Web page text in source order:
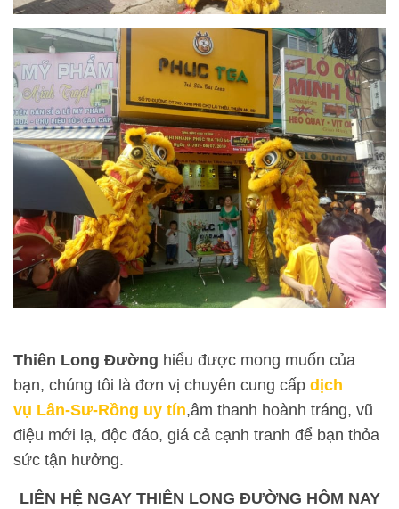
Thiên Long Đường hiểu được mong muốn của
bạn, chúng tôi là đơn vị chuyên cung cấp dịch
vụ Lân-Sư-Rồng uy tín,âm thanh hoành tráng, vũ
điệu mới lạ, độc đáo, giá cả cạnh tranh để bạn thỏa
sức tận hưởng.
LIÊN HỆ NGAY THIÊN LONG ĐƯỜNG HÔM NAY